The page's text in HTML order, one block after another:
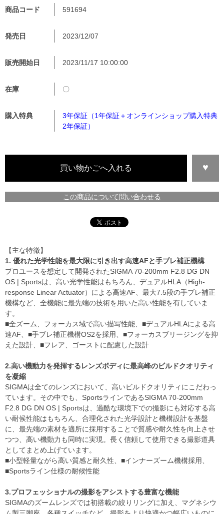
商品コード 591694
発売日 2023/12/07
販売開始日 2023/11/17 10:00:00
在庫 〇
購入特典
3年保証（1年保証＋オンラインショップ購入特典
2年保証）
この商品について問い合わせる
【主な特徴】
1. 優れた光学性能を最大限に引き出す高速AFと手ブレ補正機構
プロユースを想定して開発されたSIGMA 70-200mm F2.8 DG DN
OS | Sportsは、高い光学性能はもちろん、デュアルHLA（High-
response Linear Actuator）による高速AF、最大7.5段の手ブレ補正
機構など、全機能に最先端の技術を用いた高い性能を有していま
す。
■全ズーム、フォーカス域で高い描写性能、■デュアルHLAによる高
速AF、■手ブレ補正機構OS2を採用、■フォーカスブリージングを抑
えた設計、■フレア、ゴーストに配慮した設計
2.高い機動力を発揮するレンズボディに最高峰のビルドクオリティ
を凝縮
SIGMAは全てのレンズにおいて、高いビルドクオリティにこだわっ
ています。その中でも、SportsラインであるSIGMA 70-200mm
F2.8 DG DN OS | Sportsは、過酷な環境下での撮影にも対応する高
い耐候性能はもちろん、合理化された光学設計と機構設計を基盤
に、最先端の素材を適所に採用することで質感や耐久性を向上させ
つつ、高い機動力も同時に実現。長く信頼して使用できる撮影道具
としてまとめ上げています。
■小型軽量ながら高い質感と耐久性、■インナーズーム機構採用、
■Sportsライン仕様の耐候性能
3.プロフェッショナルの撮影をアシストする豊富な機能
SIGMAのズームレンズでは初搭載の絞りリングに加え、マグネシウ